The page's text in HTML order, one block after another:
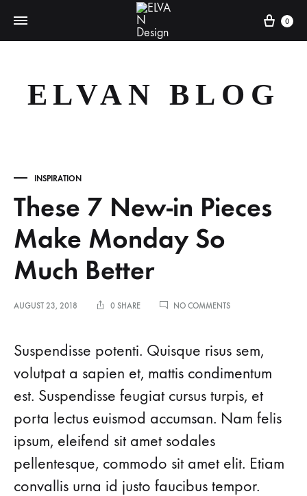
Cart
0
ELVAN BLOG
INSPIRATION
These 7 New-in Pieces
Make Monday So
Much Better
AUGUST 23, 2018 0 SHARE NO COMMENTSON
IN
MAKE
MONDAY
SO
MUCH
Suspendisse potenti. Quisque risus sem,
volutpat a sapien et, mattis condimentum
est. Suspendisse feugiat cursus turpis, et
porta lectus euismod accumsan. Nam felis
ipsum, eleifend sit amet sodales
pellentesque, commodo sit amet elit. Etiam
convallis urna id justo faucibus tempor.